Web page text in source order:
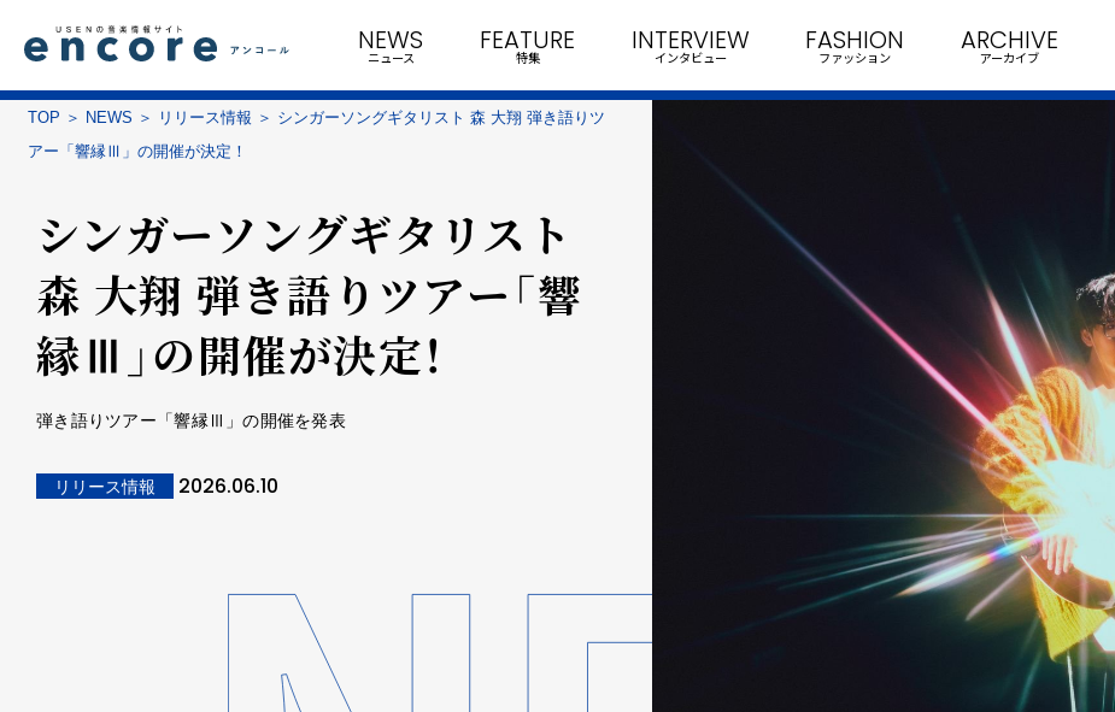
NEWS
ニュース
FEATURE
特集
INTERVIEW
インタビュー
FASHION
ファッション
ARCHIVE
アーカイブ
TOP NEWS リリース情報
シンガーソングギタリスト 森 大翔 弾き語りツ
アー「響縁Ⅲ」の開催が決定！
シンガーソングギタリスト
森 大翔 弾き語りツアー「響
縁Ⅲ」の開催が決定！
弾き語りツアー「響縁Ⅲ」の開催を発表
リリース情報 2026.06.10